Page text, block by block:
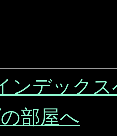
ンデック
部屋へ